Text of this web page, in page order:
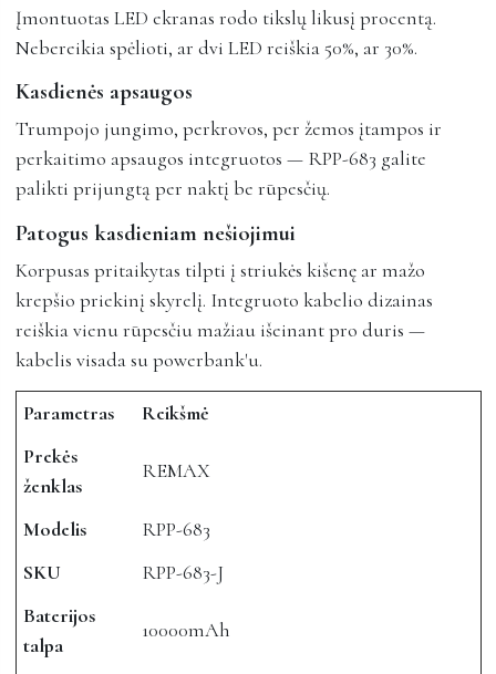
Įmontuotas LED ekranas rodo tikslų likusį procentą.
Nebereikia spėlioti, ar dvi LED reiškia 50%, ar 30%.
Kasdienės apsaugos
Trumpojo jungimo, perkrovos, per žemos įtampos ir
perkaitimo apsaugos integruotos — RPP-683 galite
palikti prijungtą per naktį be rūpesčių.
Patogus kasdieniam nešiojimui
Korpusas pritaikytas tilpti į striukės kišenę ar mažo
krepšio priekinį skyrelį. Integruoto kabelio dizainas
reiškia vienu rūpesčiu mažiau išeinant pro duris —
kabelis visada su powerbank'u.
Parametras
Reikšmė
Prekės
ženklas
REMAX
Modelis
RPP-683
SKU
RPP-683-J
Baterijos
talpa
10000mAh